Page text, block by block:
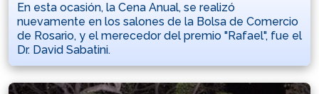
En esta ocasión, la Cena Anual, se realizó
nuevamente en los salones de la Bolsa de Comercio
de Rosario, y el merecedor del premio "Rafael", fue el
Dr. David Sabatini.